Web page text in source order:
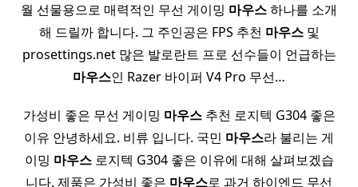
월 선물용으로 매력적인 무선 게이밍 마우스하나를 소개
해 드릴까 합니다. 그 주인공은 FPS 추천 마우스및
prosettings.net 많은 발로란트 프로 선수들이 언급하는
마우스인 Razer 바이퍼 V4 Pro 무선…
가성비 좋은 무선 게이밍 마우스추천 로지텍 G304 좋은
이유 안녕하세요. 비류 입니다. 국민 마우스라 불리는 게
이밍 마우스로지텍 G304 좋은 이유에 대해 살펴보겠습
니다. 제품은 가성비 좋은 마우스로 과거 하이엔드 무선